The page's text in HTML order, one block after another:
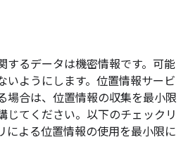
するデータは機密情報です。可能
いようにします。位置情報サービ
場合は、位置情報の収集を最小限
じてください。以下のチェックリ
による位置情報の使用を最小限に